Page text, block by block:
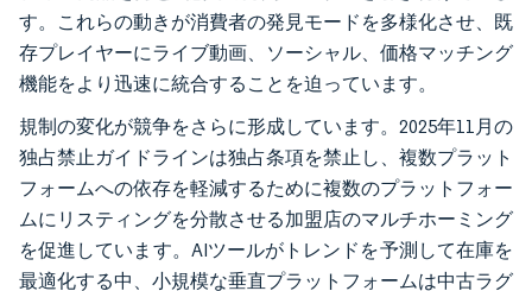
す。これらの動きが消費者の発見モードを多様化させ、既
存プレイヤーにライブ動画、ソーシャル、価格マッチング
機能をより迅速に統合することを迫っています。
規制の変化が競争をさらに形成しています。2025年11月の
独占禁止ガイドラインは独占条項を禁止し、複数プラット
フォームへの依存を軽減するために複数のプラットフォー
ムにリスティングを分散させる加盟店のマルチホーミング
を促進しています。AIツールがトレンドを予測して在庫を
最適化する中、小規模な垂直プラットフォームは中古ラグ